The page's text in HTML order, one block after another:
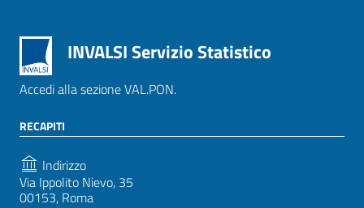
INVALSI Servizio Statistico
Accedi alla sezione VAL.PON.
RECAPITI
Indirizzo
Via Ippolito Nievo, 35
00153, Roma